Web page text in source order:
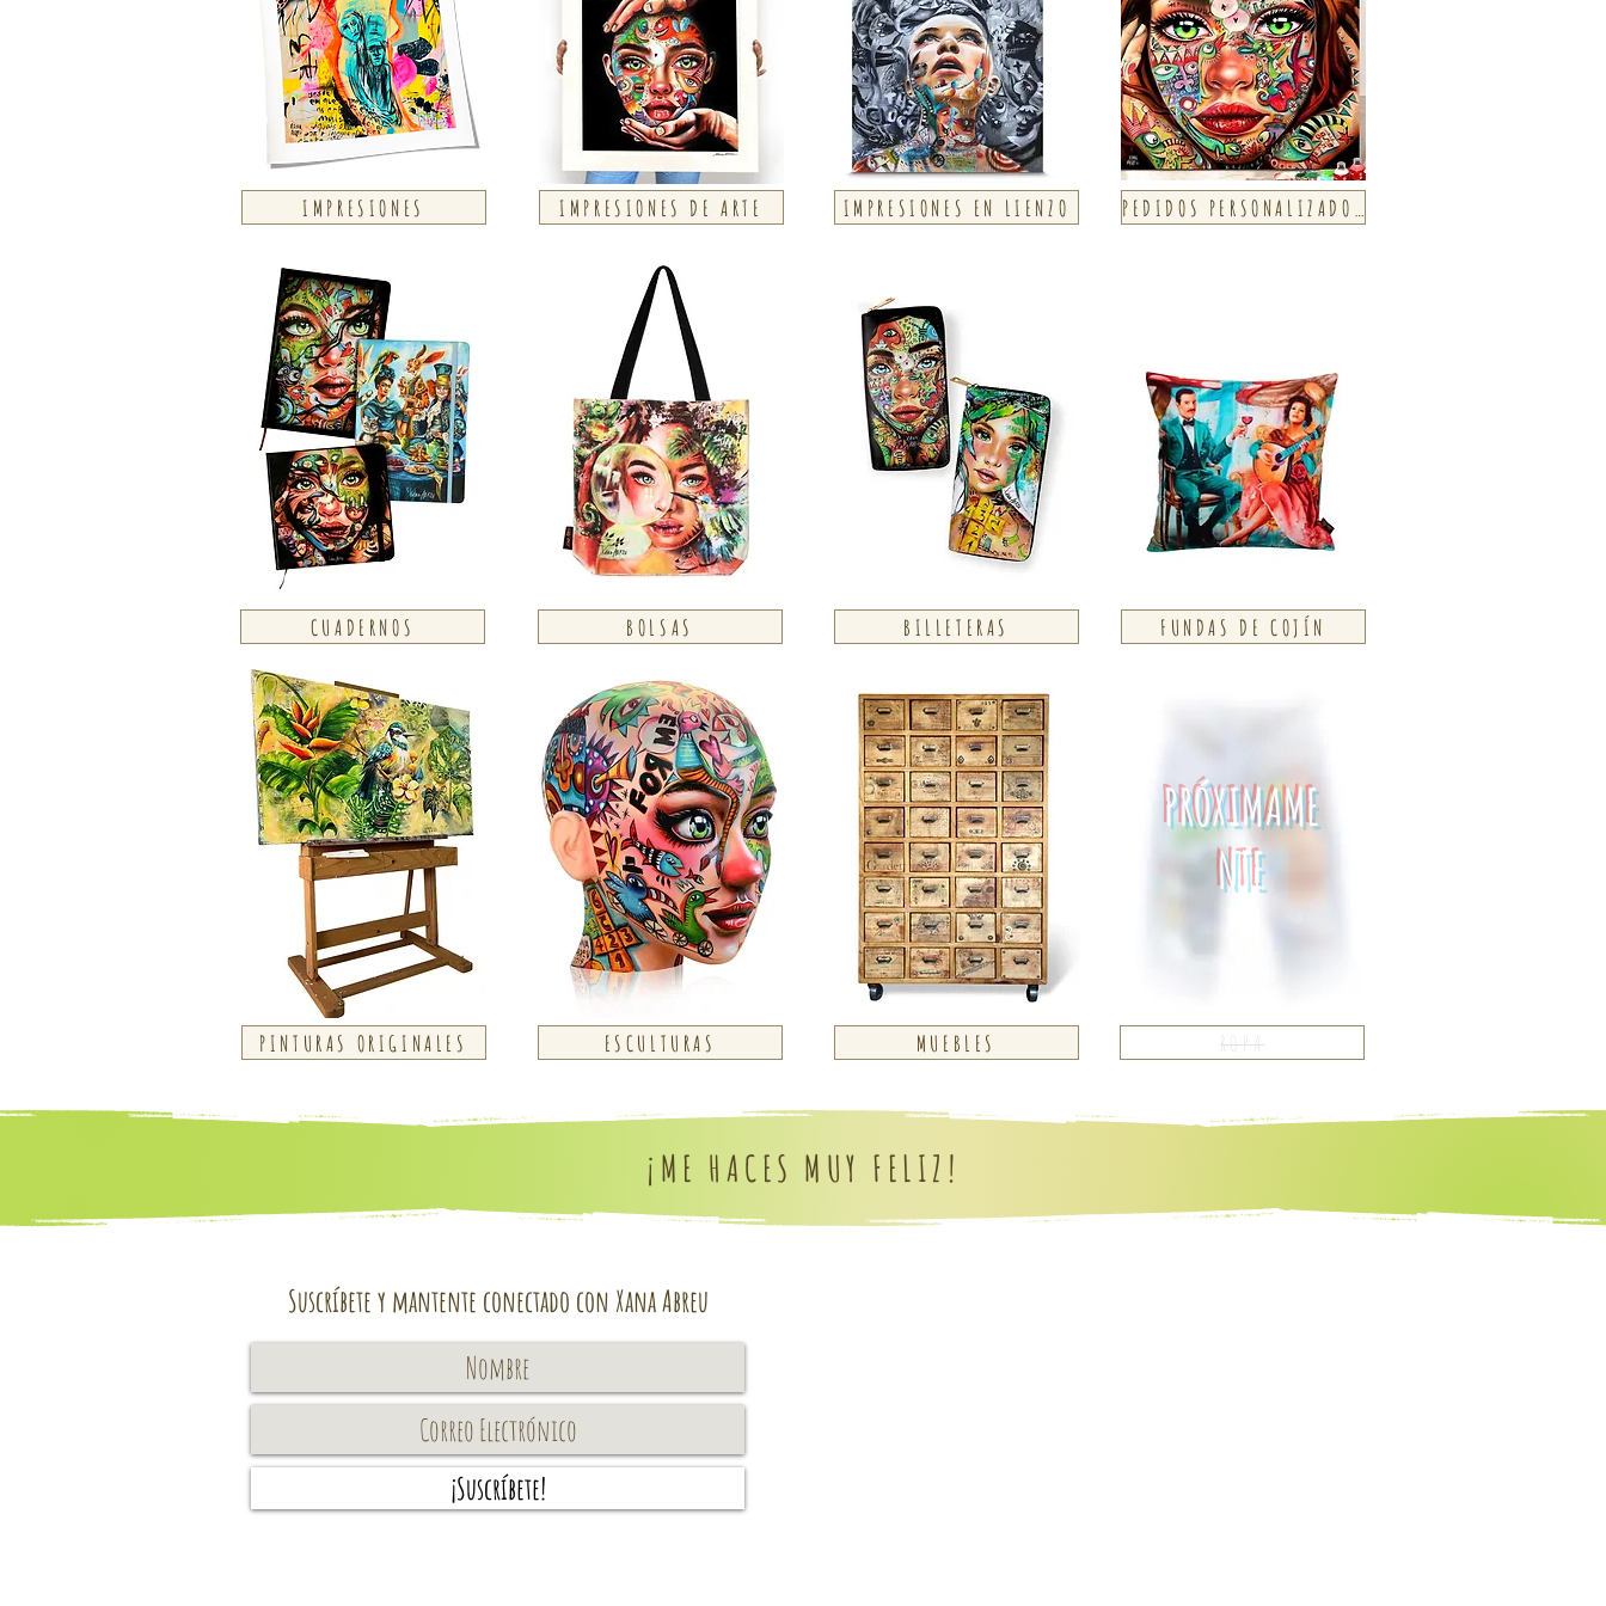
IMPRESIONES
CUADERNOS
PINTURAS ORIGINALES
IMPRESIONES DE ARTE
BOLSAS
ESCULTURAS
IMPRESIONES EN LIENZO
BILLETERAS
MUEBLES
FUNDAS DE COJÍN
PRÓXIMAME
NTE
ROPA
¡ME HACES MUY FELIZ!
Suscríbete y mantente conectado con Xana Abreu
¡Suscríbete!